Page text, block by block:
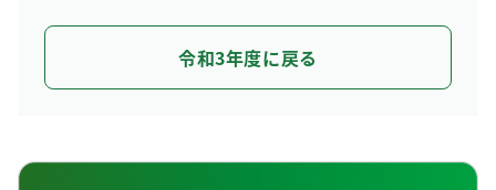
令和3年度に戻る